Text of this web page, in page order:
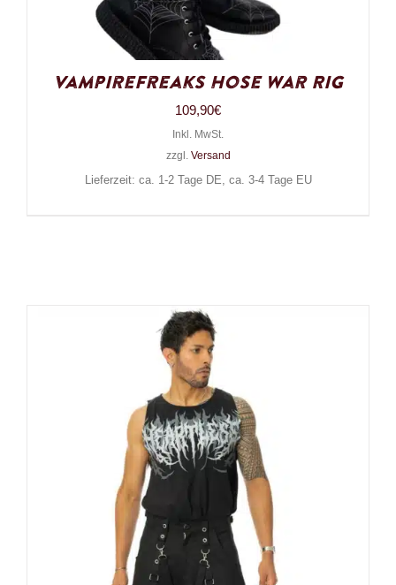
VampireFreaks Hose War Rig
109,90€
Inkl. MwSt.
zzgl. Versand
Lieferzeit: ca. 1-2 Tage DE, ca. 3-4 Tage EU